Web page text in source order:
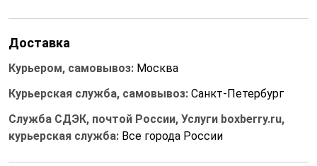
Доставка
Курьером, самовывоз: Москва
Курьерская служба, самовывоз: Санкт-Петербург
Служба СДЭК, почтой России, Услуги boxberry.ru,
курьерская служба: Все города России